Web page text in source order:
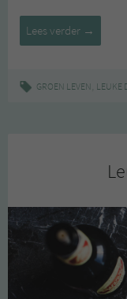
Lees verder Leuke
Dingen
→
GROEN LEVEN, LEUKE